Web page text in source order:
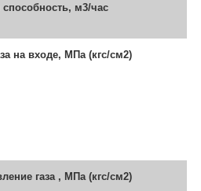
м3/час
на входе, МПа (кгс/см2)
газа , МПа (кгс/см2)